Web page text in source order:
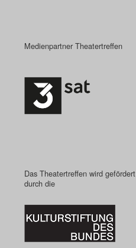
Medienpartner Theatertreffen
Das Theatertreffen wird gefördert
durch die